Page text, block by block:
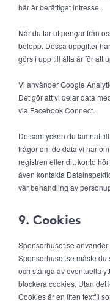
här är berättigat intresse.
När du tar ut pengar från
belopp. Dessa uppgifter
görs i upp till åtta år för att
Vi använder Google
Det gör att vi delar data
via Facebook Connect.
De samtycken du lämnat
frågor om de data vi har
registren eller ditt konto
även kontakta
vår behandling av
9. Cookies
Sponsorhuset.se
Sponsorhuset.se måste
och stänga av eventuella
blockera cookies. Utan det
Cookies är en liten textfil